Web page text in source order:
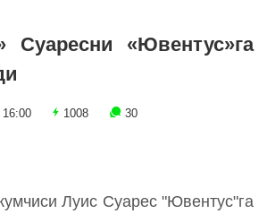
Суаресни «Ювентус»га
16:00 1008 30
Луис Суарес "Ювентус"га